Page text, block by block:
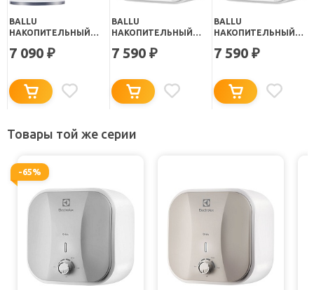
BALLU
НАКОПИТЕЛЬНЫЙ
BWH/S 15 OMNIUM UNI
7 090 ₽
BALLU
НАКОПИТЕЛЬНЫЙ
CAPSULE PLUS O
7 590 ₽
BALLU
НАКОПИТЕЛЬНЫЙ
CAPSULE PLUS U
7 590 ₽
Товары той же серии
-65%